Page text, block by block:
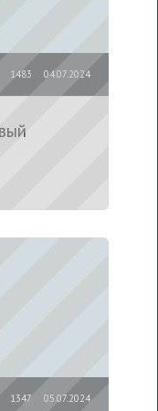
04.07.2024
1483
05.07.2024
1347